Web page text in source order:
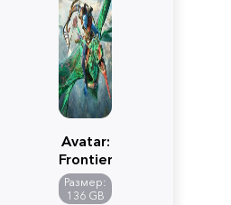
Avatar:
Frontiers
of
Pandora
Размер:
136 GB